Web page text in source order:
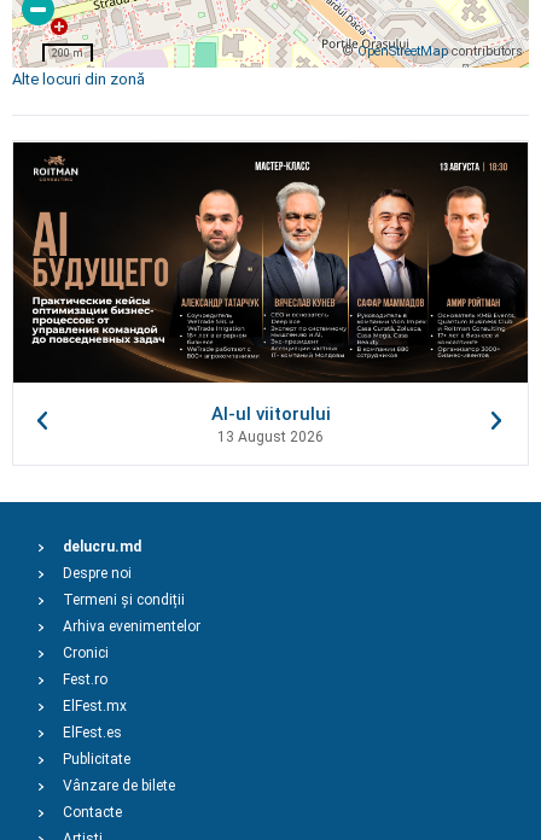
©OpenStreetMapcontributors
200 m
Alte locuri din zonă
AI-ul viitorului
13 August 2026
delucru.md
Despre noi
Termeni și condiții
Arhiva evenimentelor
Cronici
Fest.ro
ElFest.mx
ElFest.es
Publicitate
Vânzare de bilete
Contacte